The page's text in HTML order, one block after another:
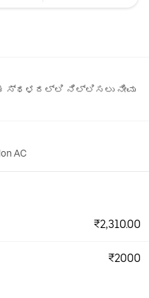
ಸ್ಥಳದಲ್ಲಿ ನಿಲ್ಲಿಸಲು ನೀವು
AC
₹2,310.00
₹2000